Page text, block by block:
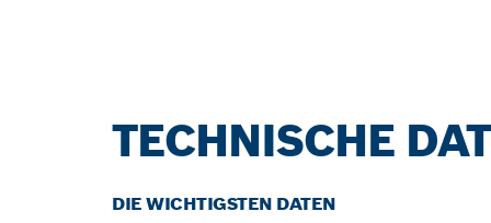
TECHNISCHE
DIE WICHTIGSTEN DATEN